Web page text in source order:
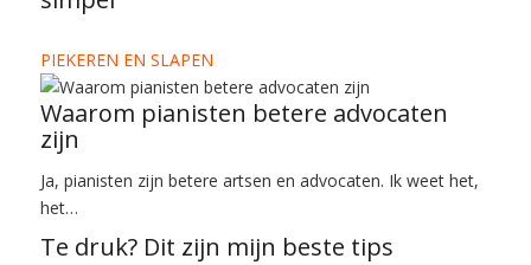
PIEKEREN EN SLAPEN
Waarom pianisten betere advocaten
zijn
Ja, pianisten zijn betere artsen en advocaten. Ik weet het,
het…
Te druk? Dit zijn mijn beste tips